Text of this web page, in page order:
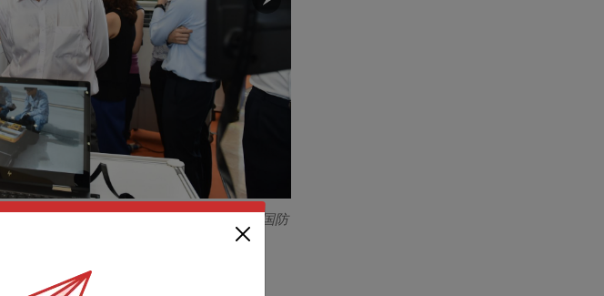
准F-15SG导航罗盘的新方法。在场的还有国防
尉民少将。